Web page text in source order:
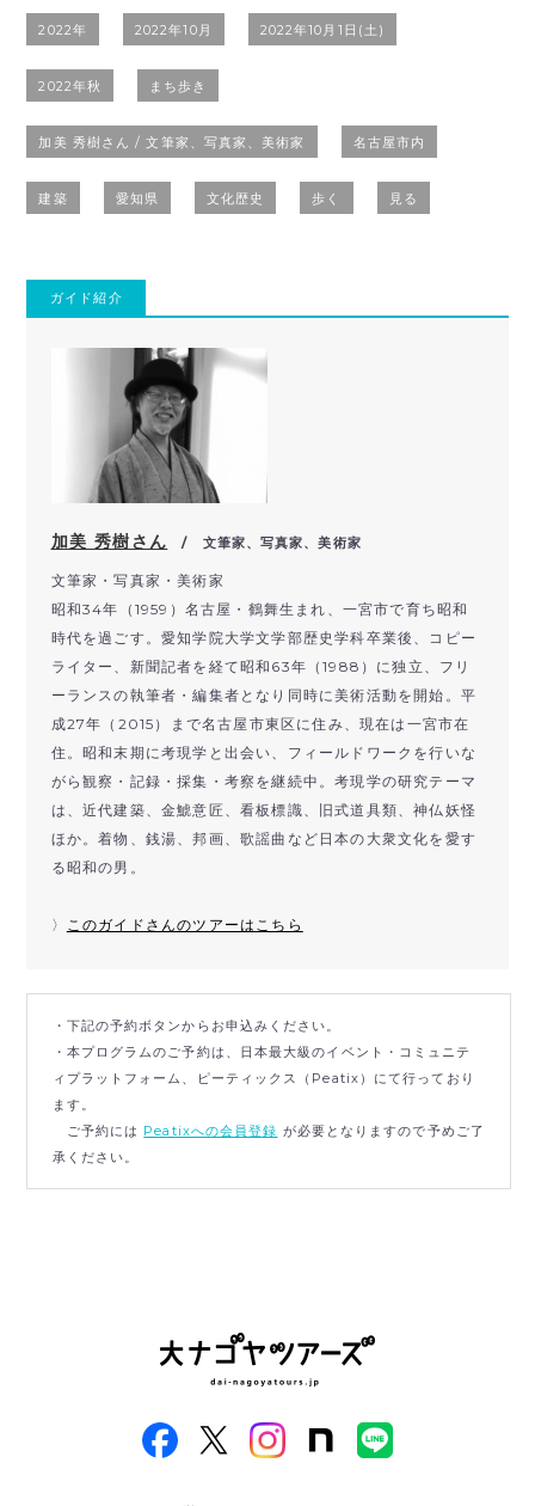
2022年 2022年10月 2022年10月1日(土)
2022年秋 まち歩き
加美 秀樹さん / 文筆家、写真家、美術家 名古屋市内
建築 愛知県 文化歴史 歩く 見る
ガイド紹介
加美 秀樹さん / 文筆家、写真家、美術家
文筆家・写真家・美術家
昭和34年（1959）名古屋・鶴舞生まれ、一宮市で育ち昭和
時代を過ごす。愛知学院大学文学部歴史学科卒業後、コピー
ライター、新聞記者を経て昭和63年（1988）に独立、フリ
ーランスの執筆者・編集者となり同時に美術活動を開始。平
成27年（2015）まで名古屋市東区に住み、現在は一宮市在
住。昭和末期に考現学と出会い、フィールドワークを行いな
がら観察・記録・採集・考察を継続中。考現学の研究テーマ
は、近代建築、金鯱意匠、看板標識、旧式道具類、神仏妖怪
ほか。着物、銭湯、邦画、歌謡曲など日本の大衆文化を愛す
る昭和の男。
〉 このガイドさんのツアーはこちら
・下記の予約ボタンからお申込みください。
・本プログラムのご予約は、日本最大級のイベント・コミュニテ
ィプラットフォーム、ピーティックス（Peatix）にて行っており
ます。
ご予約には Peatixへの会員登録 が必要となりますので予めご了
承ください。